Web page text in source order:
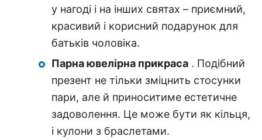
у нагоді і на інших святах – приємний,
красивий і корисний подарунок для
батьків чоловіка.
Парна ювелірна прикраса . Подібний
презент не тільки зміцнить стосунки
пари, але й приноситиме естетичне
задоволення. Це може бути як кільця,
і кулони з браслетами.